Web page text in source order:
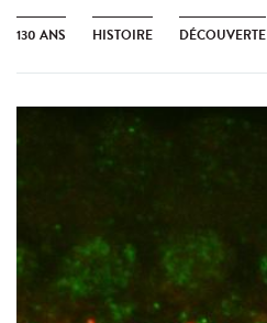
130 ANS HISTOIRE DÉCOUVERTE